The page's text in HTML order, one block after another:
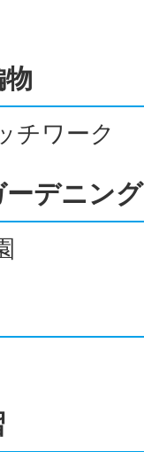
チワーク
ーデニング